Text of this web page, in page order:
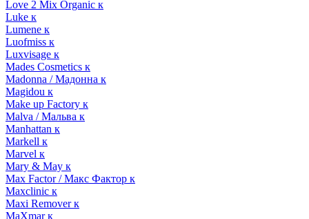
Love 2 Mix Organic к
Luke к
Lumene к
Luofmiss к
Luxvisage к
Mades Cosmetics к
Madonna / Мадонна к
Magidou к
Make up Factory к
Malva / Мальва к
Manhattan к
Markell к
Marvel к
Mary & May к
Max Factor / Макс Фактор к
Maxclinic к
Maxi Remover к
MaXmar к